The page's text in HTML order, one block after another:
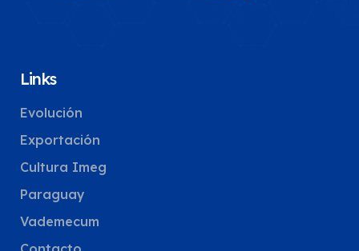
Links
Evolución
Exportación
Cultura Imeg
Paraguay
Vademecum